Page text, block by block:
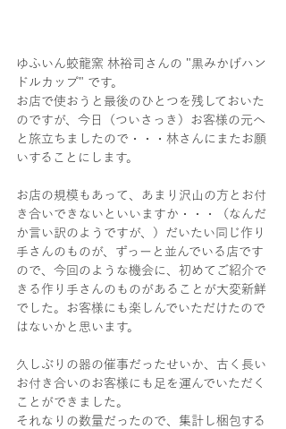
ゆふいん蛟龍窯 林裕司さんの "黒みかげハン
ドルカップ" です。
お店で使おうと最後のひとつを残しておいた
のですが、今日（ついさっき）お客様の元へ
と旅立ちましたので・・・林さんにまたお願
いすることにします。
お店の規模もあって、あまり沢山の方とお付
き合いできないといいますか・・・（なんだ
か言い訳のようですが、）だいたい同じ作り
手さんのものが、ずっーと並んでいる店です
ので、今回のような機会に、初めてご紹介で
きる作り手さんのものがあることが大変新鮮
でした。お客様にも楽しんでいただけたので
はないかと思います。
久しぶりの器の催事だったせいか、古く長い
お付き合いのお客様にも足を運んでいただく
ことができました。
それなりの数量だったので、集計し梱包する